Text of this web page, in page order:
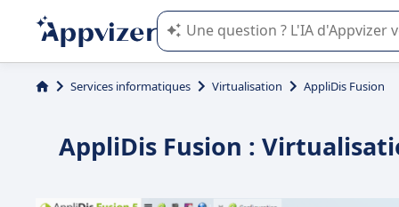
L'IA de Appvizer vous guide dans
Services informatiques Virtualisation AppliDis Fusion
AppliDis Fusion :